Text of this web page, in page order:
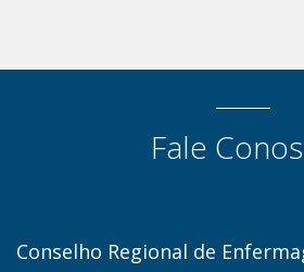
Fale
Conselho Regional de